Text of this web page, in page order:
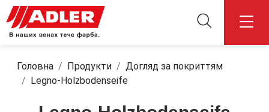
Головна Продукти
Догляд за покриттям
Legno-Holzbodenseife